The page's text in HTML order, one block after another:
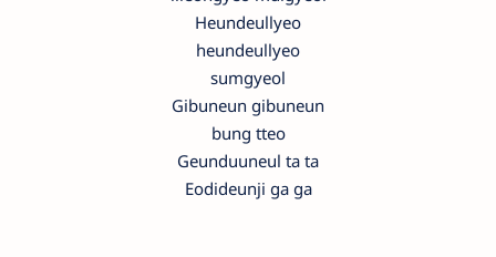
Heundeullyeo
heundeullyeo
sumgyeol
Gibuneun gibuneun
bung tteo
Geunduuneul ta ta
Eodideunji ga ga